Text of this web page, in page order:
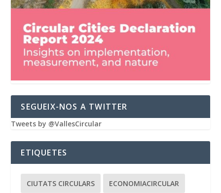
SEGUEIX-NOS A TWITTER
Tweets by @VallesCircular
ETIQUETES
CIUTATS CIRCULARS ECONOMIACIRCULAR